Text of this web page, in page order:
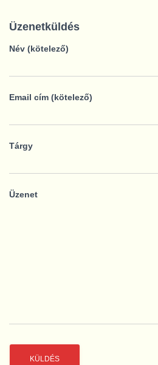
Üzenetküldés
Név (kötelező)
Email cím (kötelező)
Tárgy
Üzenet